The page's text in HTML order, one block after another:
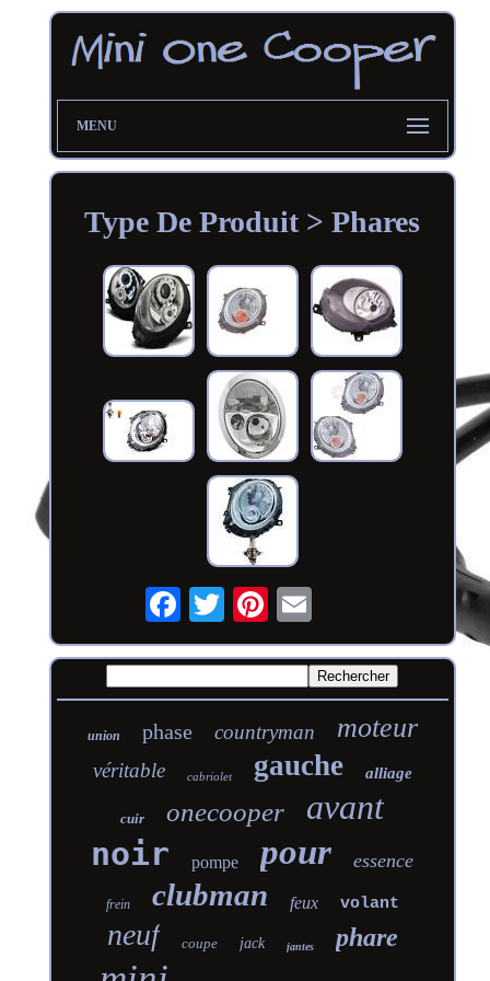
MENU
Type De Produit > Phares
union phase countryman moteur
véritable cabriolet gauche alliage
cuir onecooper avant
noir pompe pour essence
frein clubman feux volant
neuf coupe jack jantes phare